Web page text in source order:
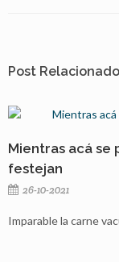
Post
Mientras acá se
festejan
26-10-2021
Imparable la carne